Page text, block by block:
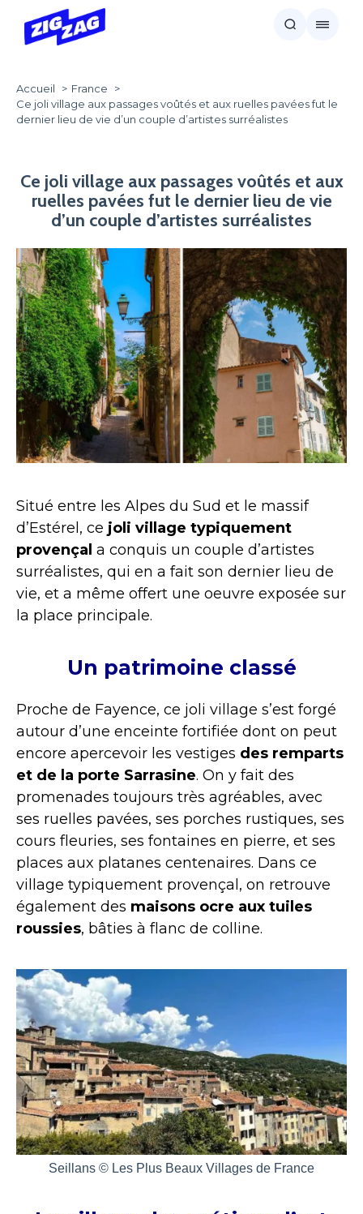
Accueil
France
Ce joli village aux passages voûtés et aux ruelles pavées fut le
dernier lieu de vie d’un couple d’artistes surréalistes
Ce joli village aux passages voûtés et aux
ruelles pavées fut le dernier lieu de vie
d’un couple d’artistes surréalistes
Situé entre les Alpes du Sud et le massif
d’Estérel, ce joli village typiquement
provençal a conquis un couple d’artistes
surréalistes, qui en a fait son dernier lieu de
vie, et a même offert une oeuvre exposée sur
la place principale.
Un patrimoine classé
Proche de Fayence, ce joli village s’est forgé
autour d’une enceinte fortifiée dont on peut
encore apercevoir les vestiges des remparts
et de la porte Sarrasine. On y fait des
promenades toujours très agréables, avec
ses ruelles pavées, ses porches rustiques, ses
cours fleuries, ses fontaines en pierre, et ses
places aux platanes centenaires. Dans ce
village typiquement provençal, on retrouve
également des maisons ocre aux tuiles
roussies, bâties à flanc de colline.
Seillans © Les Plus Beaux Villages de France